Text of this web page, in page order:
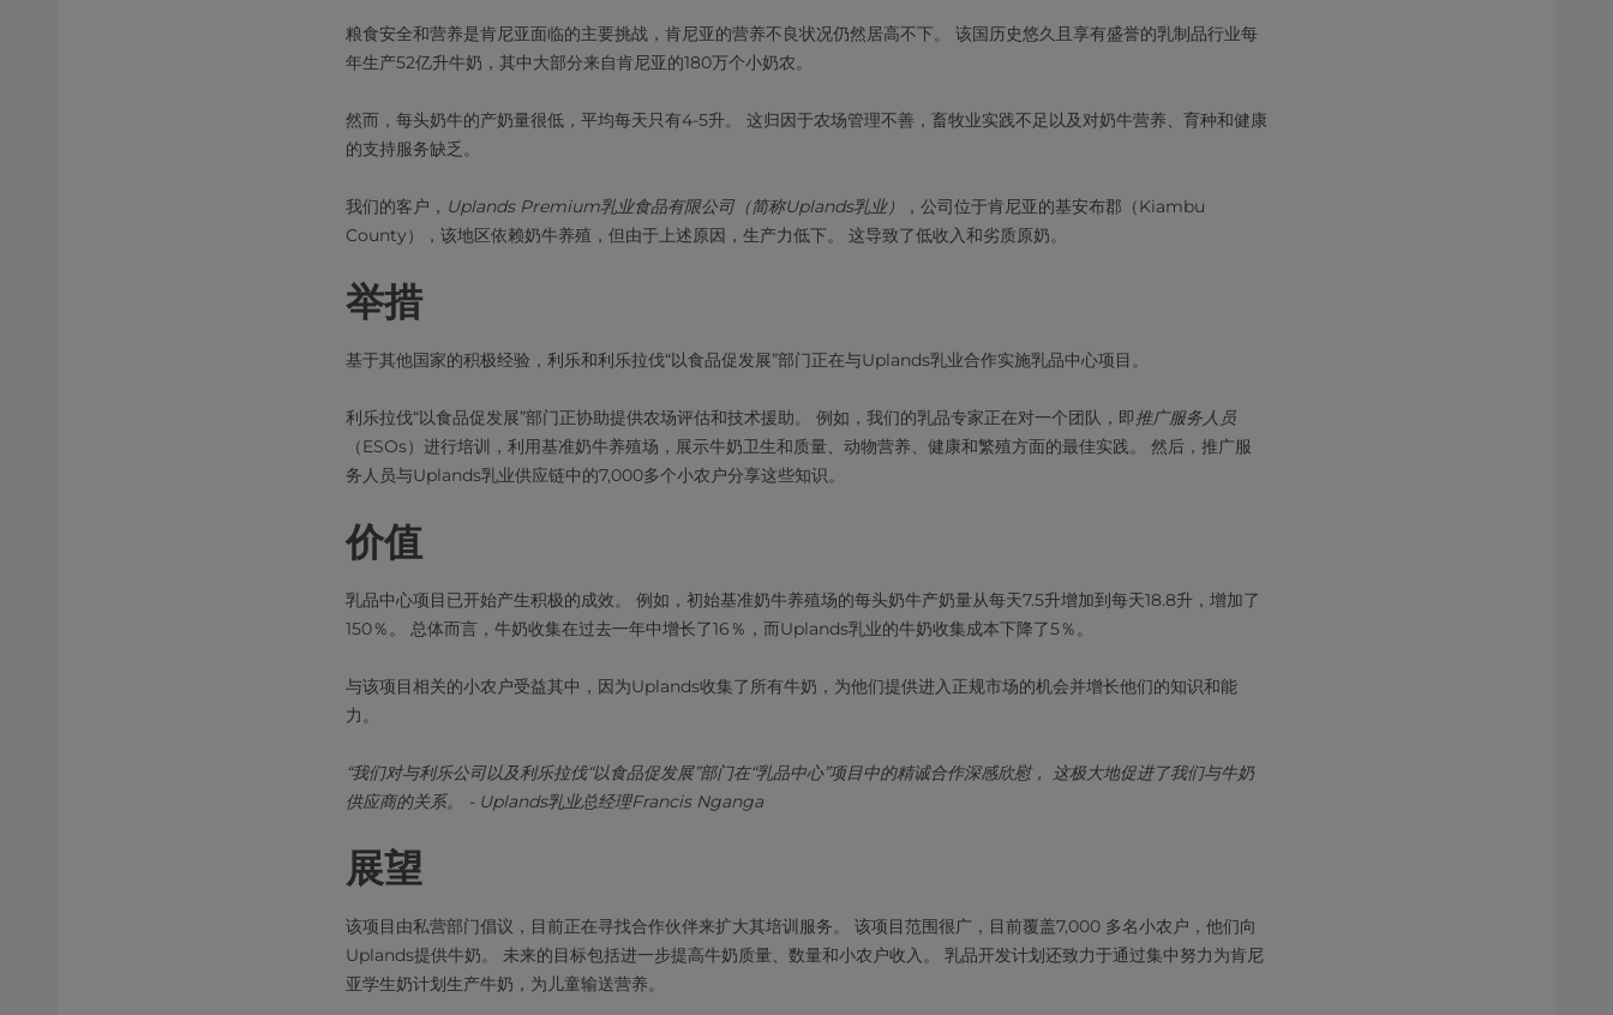
粮食安全和营养是肯尼亚面临的主要挑战，肯尼亚的营养不良状况仍然居高不下。 该国历史悠久且享有盛誉的乳制品行业每
年生产52亿升牛奶，其中大部分来自肯尼亚的180万个小奶农。
然而，每头奶牛的产奶量很低，平均每天只有4-5升。 这归因于农场管理不善，畜牧业实践不足以及对奶牛营养、育种和健康
的支持服务缺乏。
我们的客户， Uplands Premium乳业食品有限公司（简称Uplands乳业）
，公司位于肯尼亚的基安布郡（Kiambu
County），该地区依赖奶牛养殖，但由于上述原因，生产力低下。 这导致了低收入和劣质原奶。
举措
基于其他国家的积极经验，利乐和利乐拉伐“以食品促发展”部门正在与Uplands乳业合作实施乳品中心项目。
利乐拉伐“以食品促发展”部门正协助提供农场评估和技术援助。 例如，我们的乳品专家正在对一个团队，即推广服务人员
（ESOs）进行培训，利用基准奶牛养殖场，展示牛奶卫生和质量、动物营养、健康和繁殖方面的最佳实践。 然后，推广服
务人员与Uplands乳业供应链中的7,000多个小农户分享这些知识。
价值
乳品中心项目已开始产生积极的成效。 例如，初始基准奶牛养殖场的每头奶牛产奶量从每天7.5升增加到每天18.8升，增加了
150％。 总体而言，牛奶收集在过去一年中增长了16％，而Uplands乳业的牛奶收集成本下降了5％。
与该项目相关的小农户受益其中，因为Uplands收集了所有牛奶，为他们提供进入正规市场的机会并增长他们的知识和能
力。
“我们对与利乐公司以及利乐拉伐“以食品促发展”部门在“乳品中心”项目中的精诚合作深感欣慰， 这极大地促进了我们与牛奶
供应商的关系。 - Uplands乳业总经理Francis Nganga
展望
该项目由私营部门倡议，目前正在寻找合作伙伴来扩大其培训服务。 该项目范围很广，目前覆盖7,000 多名小农户，他们向
Uplands提供牛奶。 未来的目标包括进一步提高牛奶质量、数量和小农户收入。 乳品开发计划还致力于通过集中努力为肯尼
亚学生奶计划生产牛奶，为儿童输送营养。